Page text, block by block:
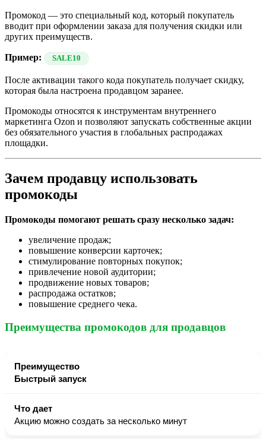
Промокод — это специальный код, который покупатель
вводит при оформлении заказа для получения скидки или
других преимуществ.
Пример: SALE10
После активации такого кода покупатель получает скидку,
которая была настроена продавцом заранее.
Промокоды относятся к инструментам внутреннего
маркетинга Ozon и позволяют запускать собственные акции
без обязательного участия в глобальных распродажах
площадки.
Зачем продавцу использовать
промокоды
Промокоды помогают решать сразу несколько задач:
увеличение продаж;
повышение конверсии карточек;
стимулирование повторных покупок;
привлечение новой аудитории;
продвижение новых товаров;
распродажа остатков;
повышение среднего чека.
Преимущества промокодов для продавцов
Быстрый запуск
Акцию можно создать за несколько минут